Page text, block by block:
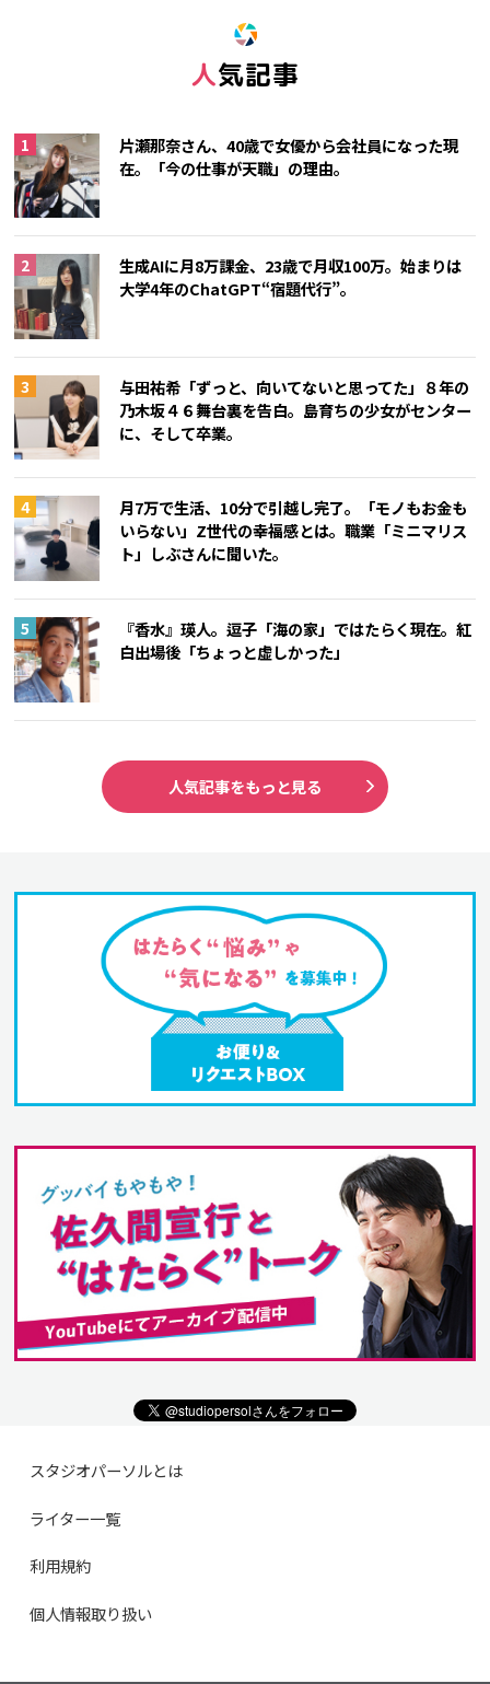
人気記事
片瀬那奈さん、40歳で女優から会社員になった現
在。「今の仕事が天職」の理由。
生成AIに月8万課金、23歳で月収100万。始まりは
大学4年のChatGPT“宿題代行”。
与田祐希「ずっと、向いてないと思ってた」８年の
乃木坂４６舞台裏を告白。島育ちの少女がセンター
に、そして卒業。
月7万で生活、10分で引越し完了。「モノもお金も
いらない」Z世代の幸福感とは。職業「ミニマリス
ト」しぶさんに聞いた。
『香水』瑛人。逗子「海の家」ではたらく現在。紅
白出場後「ちょっと虚しかった」
人気記事をもっと見る
スタジオパーソルとは
ライター一覧
利用規約
個人情報取り扱い